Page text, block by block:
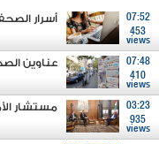
07:52
453
views
أسرار الصحف 7 آب
07:48
410
views
عناوين الصحف 7
03:23
935
views
مستشار